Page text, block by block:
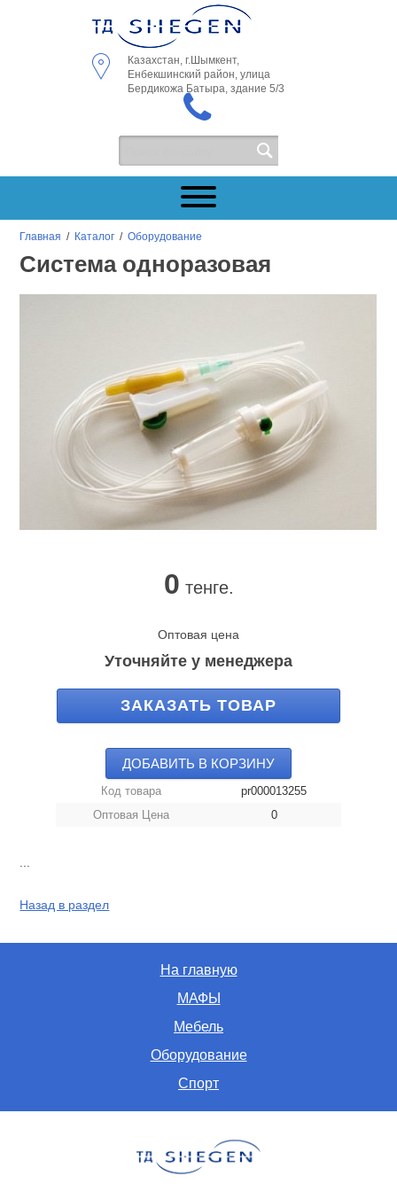
Казахстан, г.Шымкент,
Енбекшинский район, улица
Бердикожа Батыра, здание 5/3
Главная / Каталог /Оборудование
Система одноразовая
0 тенге.
Оптовая цена
Уточняйте у менеджера
ЗАКАЗАТЬ ТОВАР
ДОБАВИТЬ В КОРЗИНУ
Код товара
pr000013255
Оптовая Цена
0
Назад в раздел
На главную
МАФЫ
Мебель
Оборудование
Спорт